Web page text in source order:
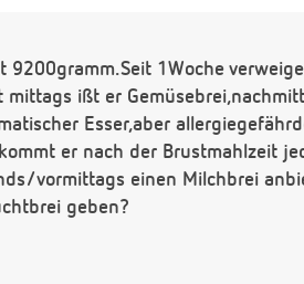
1Woche
ißt er
Esser,aber
er nach der Brustmahlzeit
vormittags einen Milchbrei
geben?